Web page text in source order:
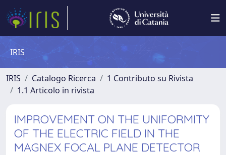
IRIS
IRIS Catalogo Ricerca
1 Contributo su Rivista
1.1 Articolo in rivista
IMPROVEMENT ON THE UNIFORMITY
OF THE ELECTRIC FIELD IN THE
MAGNEX FOCAL PLANE DETECTOR